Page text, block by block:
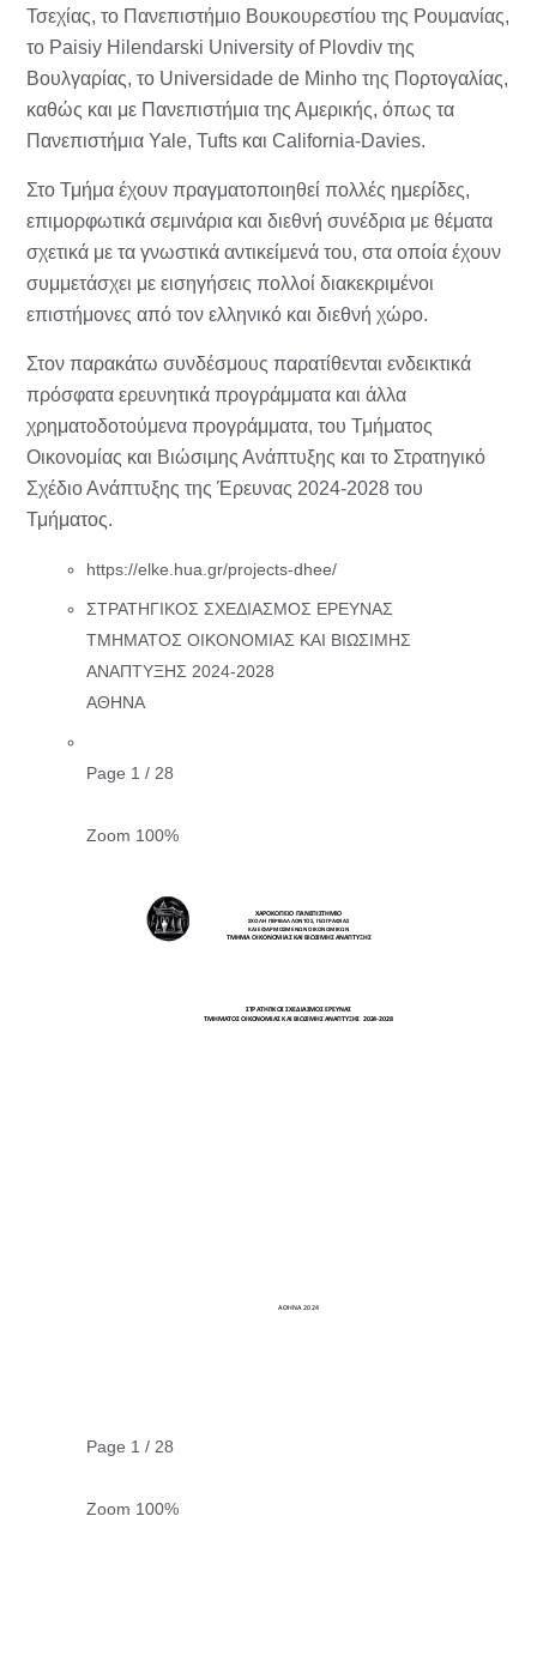
Τσεχίας, το Πανεπιστήμιο Βουκουρεστίου της Ρουμανίας,
το Paisiy Hilendarski University of Plovdiv της
Βουλγαρίας, το Universidade de Minho της Πορτογαλίας,
καθώς και με Πανεπιστήμια της Αμερικής, όπως τα
Πανεπιστήμια Yale, Tufts και California-Davies.
Στο Τμήμα έχουν πραγματοποιηθεί πολλές ημερίδες,
επιμορφωτικά σεμινάρια και διεθνή συνέδρια με θέματα
σχετικά με τα γνωστικά αντικείμενά του, στα οποία έχουν
συμμετάσχει με εισηγήσεις πολλοί διακεκριμένοι
επιστήμονες από τον ελληνικό και διεθνή χώρο.
Στον παρακάτω συνδέσμους παρατίθενται ενδεικτικά
πρόσφατα ερευνητικά προγράμματα και άλλα
χρηματοδοτούμενα προγράμματα, του Τμήματος
Οικονομίας και Βιώσιμης Ανάπτυξης και το Στρατηγικό
Σχέδιο Ανάπτυξης της Έρευνας 2024-2028 του
Τμήματος.
https://elke.hua.gr/projects-dhee/
ΣΤΡΑΤΗΓΙΚΟΣ ΣΧΕΔΙΑΣΜΟΣ ΕΡΕΥΝΑΣ
ΤΜΗΜΑΤΟΣ ΟΙΚΟΝΟΜΙΑΣ ΚΑΙ ΒΙΩΣΙΜΗΣ
ΑΝΑΠΤΥΞΗΣ 2024-2028
ΑΘΗΝΑ
Page 1 / 28
Zoom 100%
Page 1 / 28
Zoom 100%